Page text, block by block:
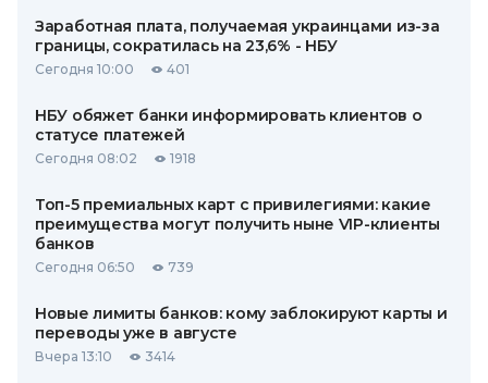
Заработная плата, получаемая украинцами из-за
границы, сократилась на 23,6% - НБУ
Сегодня 10:00 401
НБУ обяжет банки информировать клиентов о
статусе платежей
Сегодня 08:02 1918
Топ-5 премиальных карт с привилегиями: какие
преимущества могут получить ныне VIP-клиенты
банков
Сегодня 06:50 739
Новые лимиты банков: кому заблокируют карты и
переводы уже в августе
Вчера 13:10 3414